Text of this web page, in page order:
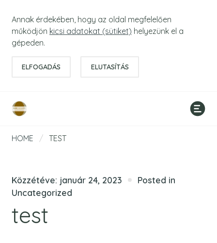
Annak érdekében, hogy az oldal megfelelően
működjön kicsi adatokat (sütiket) helyezünk el a
gépeden.
ELFOGADÁS ELUTASÍTÁS
HOME / TEST
Közzétéve: január 24, 2023
Posted in
Uncategorized
test